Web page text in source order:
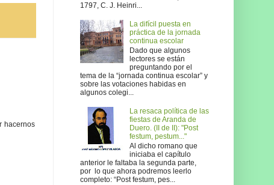
hacernos
1797, C. J. Heinri...
La difícil puesta en
práctica de la jornada
continua escolar
Dado que algunos
lectores se están
preguntando por el
tema de la “jornada continua escolar” y
sobre las votaciones habidas en
algunos colegi...
La resaca política de las
fiestas de Aranda de
Duero. (II de II): "Post
festum, pestum..."
Al dicho romano que
iniciaba el capítulo
anterior le faltaba la segunda parte,
por lo que ahora podremos leerlo
completo: “Post festum, pes...